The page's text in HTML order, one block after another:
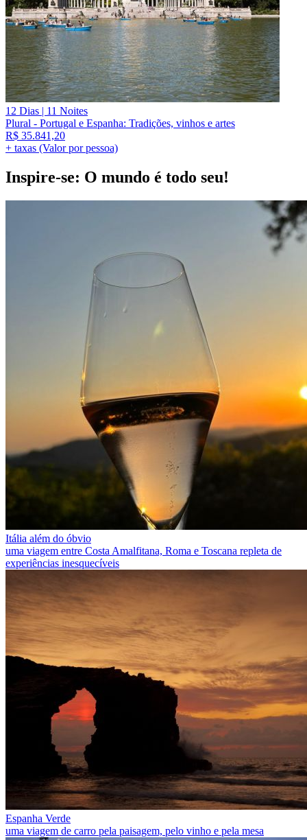
12 Dias | 11 Noites
Plural - Portugal e Espanha: Tradições, vinhos e artes
R$ 35.841,20
+ taxas (Valor por pessoa)
Inspire-se: O mundo é todo seu!
Itália além do óbvio
uma viagem entre Costa Amalfitana, Roma e Toscana repleta de
experiências inesquecíveis
Espanha Verde
uma viagem de carro pela paisagem, pelo vinho e pela mesa